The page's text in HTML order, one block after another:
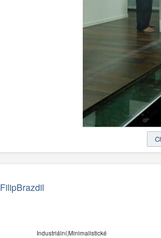
FilipBrazdil
Industriální,Minimalistické